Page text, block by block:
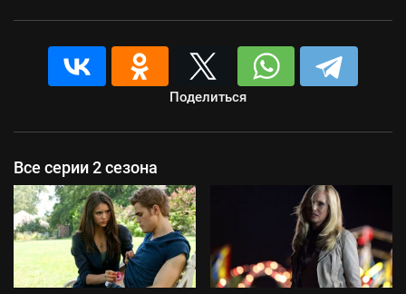
Поделиться
Все серии 2 сезона